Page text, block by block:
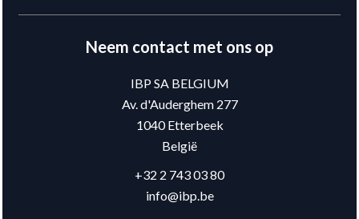
Neem contact met ons op
IBP SA BELGIUM
Av. d'Auderghem 277
1040Etterbeek
België
+32 2 743 03 80
info@ibp.be